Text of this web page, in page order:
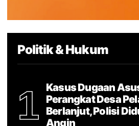
Politik & Hukum
1
Kasus Dugaan
Perangkat Desa
Berlanjut, Polisi
Angin